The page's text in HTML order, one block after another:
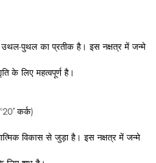
उथल-पुथल का प्रतीक है। इस नक्षत्र में जन्मे
के लिए महत्वपूर्ण है।
कर्क)
विकास से जुड़ा है। इस नक्षत्र में जन्मे